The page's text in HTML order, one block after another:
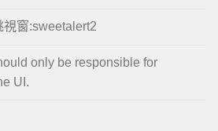
窗:sweetalert2
only be responsible for
UI.